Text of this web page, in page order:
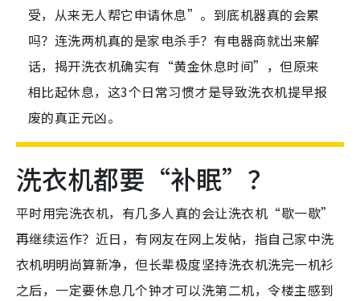
受，从来无人帮它申请休息”。到底机器真的会累
吗？连洗两机真的是家电杀手？有电器商就出来解
话，揭开洗衣机确实有“黄金休息时间”，但原来
相比起休息，这3个日常习惯才是导致洗衣机提早报
废的真正元凶。
洗衣机都要“补眠”？
平时用完洗衣机，有几多人真的会让洗衣机“歇一歇”
再继续运作？近日，有网友在网上发帖，指自己家中洗
衣机明明尚算新净，但长辈极度坚持洗衣机洗完一机衫
之后，一定要休息几个钟才可以洗第二机，令楼主感到